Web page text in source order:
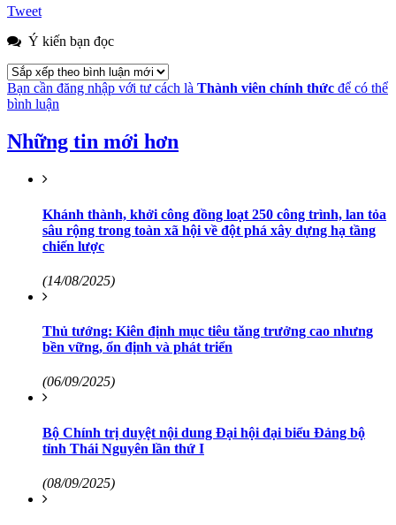
Tweet
Ý kiến bạn đọc
Bạn cần đăng nhập với tư cách là Thành viên chính thức để có thể
bình luận
Những tin mới hơn
Khánh thành, khởi công đồng loạt 250 công trình, lan tỏa
sâu rộng trong toàn xã hội về đột phá xây dựng hạ tầng
chiến lược
(14/08/2025)
Thủ tướng: Kiên định mục tiêu tăng trưởng cao nhưng
bền vững, ổn định và phát triển
(06/09/2025)
Bộ Chính trị duyệt nội dung Đại hội đại biểu Đảng bộ
tỉnh Thái Nguyên lần thứ I
(08/09/2025)